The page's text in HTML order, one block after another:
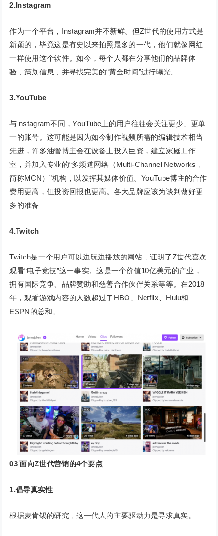
2.Instagram
作为一个平台，Instagram并不新鲜。但Z世代的使用方式是
新颖的，毕竟这是有史以来拍照最多的一代，他们就像网红
一样使用这个软件。如今，每个人都在分享他们的品牌体
验，策划信息，并寻找完美的“黄金时间”进行曝光。
3.YouTube
与Instagram不同，YouTube上的用户往往会关注更少、更单
一的账号。这可能是因为如今制作视频所需的编辑技术相当
先进，许多油管博主会在设备上投入巨资，建立家庭工作
室，并加入专业的“多频道网络（Multi-Channel Networks，
简称MCN）”机构，以发挥其媒体价值。YouTube博主的合作
费用更高，但投资回报也更高。各大品牌应该为谈判做好更
多的准备
4.Twitch
Twitch是一个用户可以边玩边播放的网站，证明了Z世代喜欢
观看“电子竞技”这一事实。这是一个价值10亿美元的产业，
拥有国际竞争、品牌赞助和慈善合作伙伴关系等等。在2018
年，观看游戏内容的人数超过了HBO、Netflix、Hulu和
ESPN的总和。
03 面向Z世代营销的4个要点
1.倡导真实性
根据麦肯锡的研究，这一代人的主要驱动力是寻求真实。